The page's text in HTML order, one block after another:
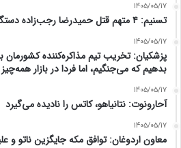
1405/05/17
تسنیم: ۴ متهم قتل حمیدرضا رجب‌زاده دستگیر شدند
1405/05/17
پزشکیان: تخریب تیم مذاکره‌کننده
بدهیم که می‌جنگیم، اما فردا در بازار
1405/05/17
آحارونوت: نتانیاهو، کاتس را نادیده می‌گیرد
1405/05/17
معاون اردوغان: توافق مکه جایگزین ناتو و